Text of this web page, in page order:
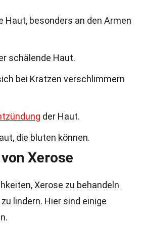
Haut, besonders an den Armen
schälende Haut.
bei Kratzen verschlimmern
der Haut.
die bluten können.
Xerose
Xerose zu behandeln
lindern. Hier sind einige